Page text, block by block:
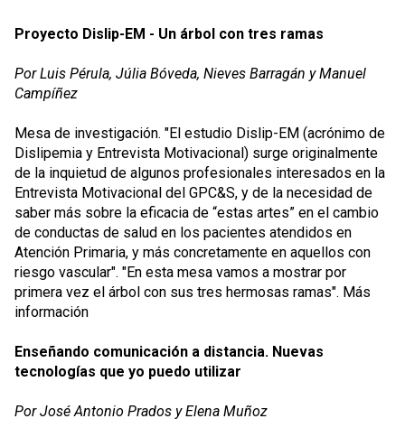
Proyecto Dislip-EM - Un árbol con tres ramas
Por Luis Pérula, Júlia Bóveda, Nieves Barragán y Manuel
Campíñez
Mesa de investigación. "El estudio Dislip-EM (acrónimo de
Dislipemia y Entrevista Motivacional) surge originalmente
de la inquietud de algunos profesionales interesados en la
Entrevista Motivacional del GPC&S, y de la necesidad de
saber más sobre la eficacia de “estas artes” en el cambio
de conductas de salud en los pacientes atendidos en
Atención Primaria, y más concretamente en aquellos con
riesgo vascular". "En esta mesa vamos a mostrar por
primera vez el árbol con sus tres hermosas ramas". Más
información
Enseñando comunicación a distancia. Nuevas
tecnologías que yo puedo utilizar
Por José Antonio Prados y Elena Muñoz